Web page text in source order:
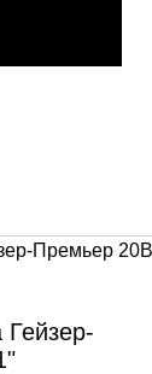
Гейзер-